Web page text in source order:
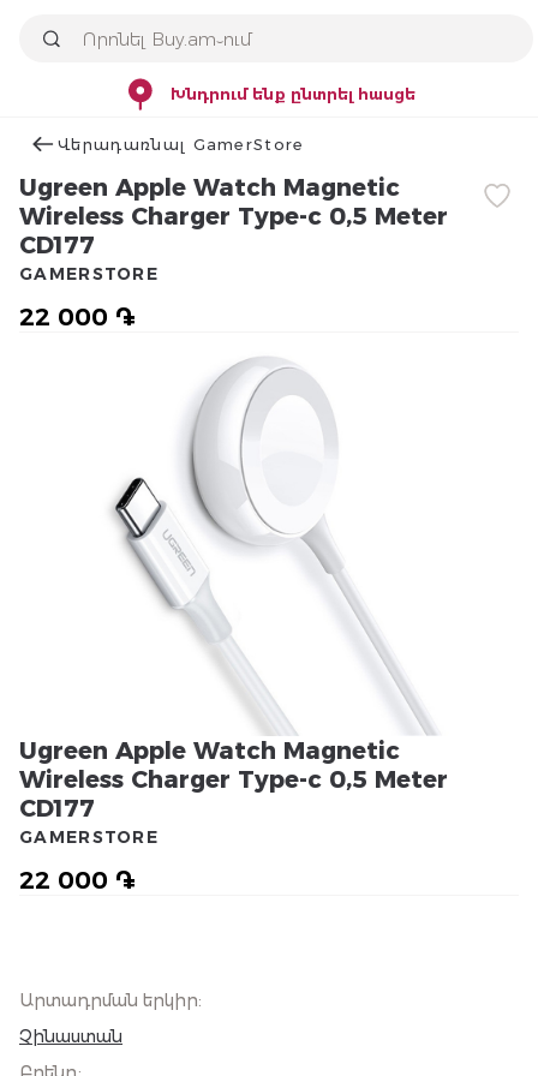
Խնդրում ենք ընտրել հասցե
Վերադառնալ GamerStore
Ugreen Apple Watch Magnetic
Wireless Charger Type-c 0,5 Meter
CD177
22 000 ֏
GAMERSTORE
Ugreen Apple Watch Magnetic
Wireless Charger Type-c 0,5 Meter
CD177
22 000 ֏
GAMERSTORE
Արտադրման երկիր:
Չինաստան